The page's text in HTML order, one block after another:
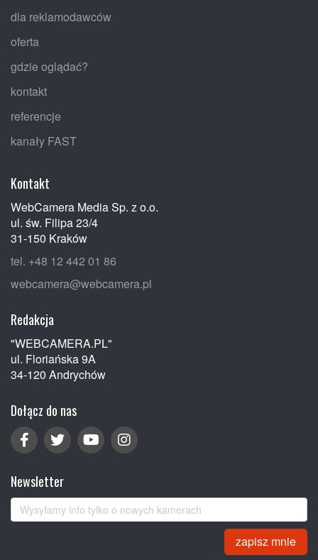
dla reklamodawców
oferta
gdzie oglądać?
kontakt
referencje
kanały FAST
Kontakt
WebCamera Media Sp. z o.o.
ul. św. Filipa 23/4
31-150 Kraków
tel. +48 12 442 01 86
webcamera@webcamera.pl
Redakcja
"WEBCAMERA.PL"
ul. Floriańska 9A
34-120 Andrychów
Dołącz do nas
Newsletter
zapisz mnie